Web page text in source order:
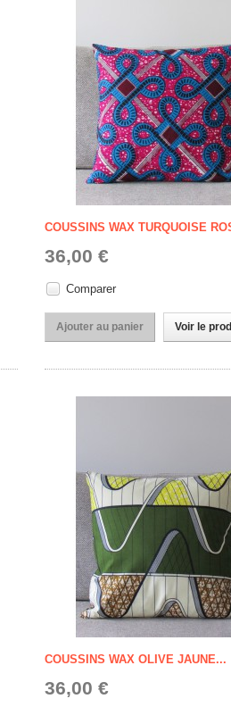
COUSSINS WAX TURQUOISE
36,00 €
Comparer
Ajouter au panier Voir le
COUSSINS WAX OLIVE JAUNE...
36,00 €